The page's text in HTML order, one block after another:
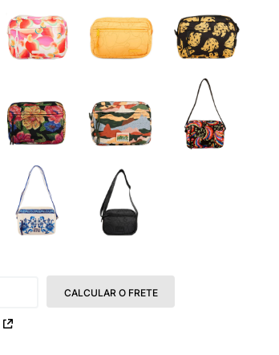
CALCULAR O FRETE